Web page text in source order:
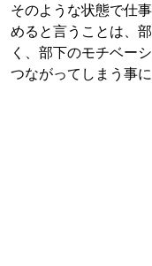
そのような状態で仕
めると言うことは、
く、部下のモチベー
つながってしまう事に